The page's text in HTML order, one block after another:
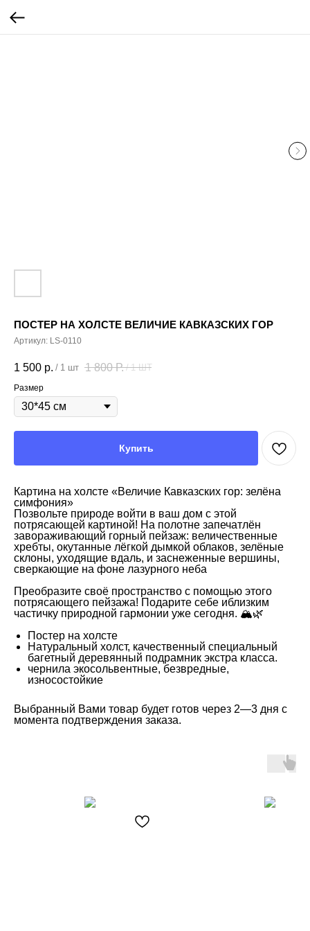
ПОСТЕР НА ХОЛСТЕ ВЕЛИЧИЕ КАВКАЗСКИХ ГОР
Артикул: LS-0110
1 500 р. / 1 шт 1 800 Р. / 1 ШТ
Размер
Купить
Картина на холсте «Величие Кавказских гор: зелёна
симфония»
Позвольте природе войти в ваш дом с этой
потрясающей картиной! На полотне запечатлён
завораживающий горный пейзаж: величественные
хребты, окутанные лёгкой дымкой облаков, зелёные
склоны, уходящие вдаль, и заснеженные вершины,
сверкающие на фоне лазурного неба
Преобразите своё пространство с помощью этого
потрясающего пейзажа! Подарите себе иблизким
частичку природной гармонии уже сегодня. 🏔️🌿
Постер на холсте
Натуральный холст, качественный специальный
багетный деревянный подрамник экстра класса.
чернила экосольвентные, безвредные,
износостойкие
Выбранный Вами товар будет готов через 2—3 дня с
момента подтверждения заказа.